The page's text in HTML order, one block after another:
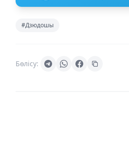
#Дзюдошы
Бөлісу: